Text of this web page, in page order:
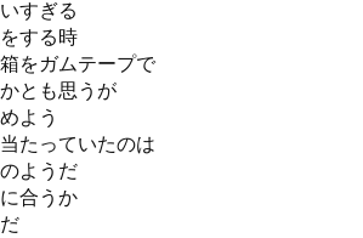
すぎる
する時
をガムテープで
とも思うが
よう
たっていたのは
ようだ
合うか